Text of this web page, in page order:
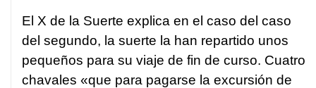
El X de la Suerte explica en el caso del caso
del segundo, la suerte la han repartido unos
pequeños para su viaje de fin de curso. Cuatro
chavales «que para pagarse la excursión de